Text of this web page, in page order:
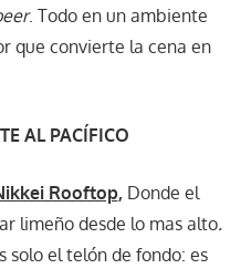
. Todo en un ambiente
que convierte la cena en
AL PACÍFICO
Rooftop, Donde el
limeño desde lo mas alto.
solo el telón de fondo: es